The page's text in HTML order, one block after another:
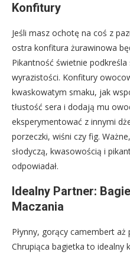
Konfitury
Jeśli masz ochotę na coś z
ostra konfitura żurawinowa
Pikantność świetnie
wyrazistości. Konfitury
kwaskowatym smaku, jak
tłustość sera i dodają mu
eksperymentować z innymi
porzeczki, wiśni czy fig.
słodyczą, kwasowością i
odpowiadał.
Idealny Partner:
Maczania
Płynny, gorący camembert
Chrupiąca bagietka to idealny